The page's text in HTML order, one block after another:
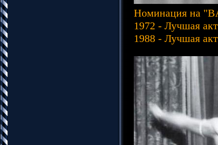
Номинация на
1972 - Лучшая
1988 - Лучшая